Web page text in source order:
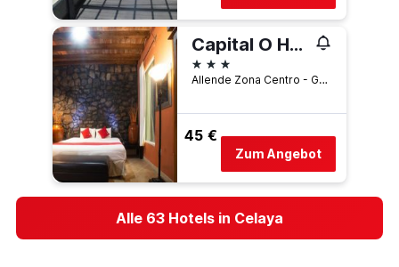
Capital O Hotel Don Porfirio
3 Sterne
Allende Zona Centro - Guanajuato, Celaya, Guanajuato, Mexiko
45 €
Zum Angebot
Alle 63 Hotels in Celaya